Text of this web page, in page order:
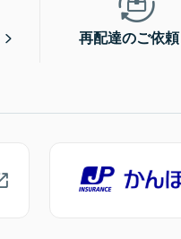
再配達のご依頼